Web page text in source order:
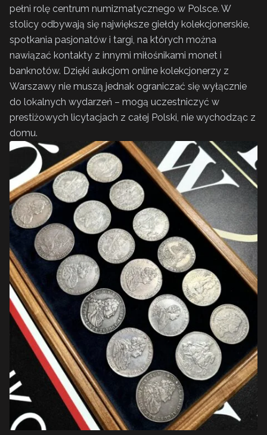
pełni rolę centrum numizmatycznego w Polsce. W
stolicy odbywają się największe giełdy kolekcjonerskie,
spotkania pasjonatów i targi, na których można
nawiązać kontakty z innymi miłośnikami monet i
banknotów. Dzięki aukcjom online kolekcjonerzy z
Warszawy nie muszą jednak ograniczać się wyłącznie
do lokalnych wydarzeń – mogą uczestniczyć w
prestiżowych licytacjach z całej Polski, nie wychodząc z
domu.